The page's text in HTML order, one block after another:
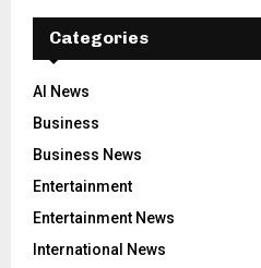
Categories
AI News
Business
Business News
Entertainment
Entertainment News
International News